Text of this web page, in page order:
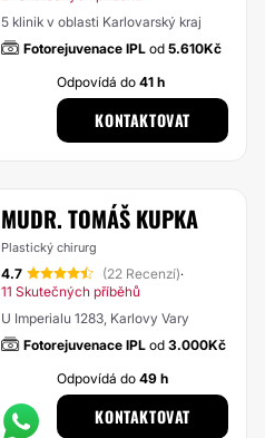
5 klinik v oblasti Karlovarský kraj
Fotorejuvenace IPL od 5.610Kč
Odpovídá do41 h
KONTAKTOVAT
MUDR. TOMÁŠ KUPKA
Plastický chirurg
4.7 (22 Recenzí)·
11 Skutečných příběhů
U Imperialu 1283, Karlovy Vary
Fotorejuvenace IPL od 3.000Kč
Odpovídá do49 h
KONTAKTOVAT